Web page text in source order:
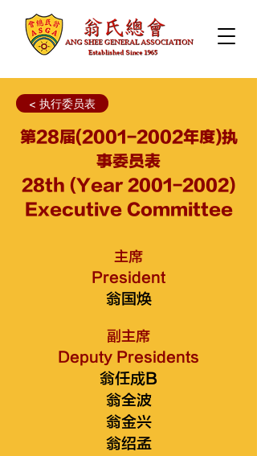
< 执行委员表
第28届(2001-2002年度)执
事委员表
28th (Year 2001-2002)
Executive Committee
主席
President
翁国焕
副主席
Deputy Presidents
翁任成B
翁全波
翁金兴
翁绍孟